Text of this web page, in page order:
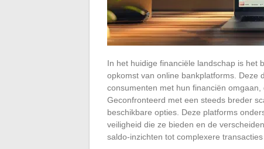
In het huidige financiële landschap is het
opkomst van online bankplatforms. Deze
consumenten met hun financiën
Geconfronteerd met een steeds breder
beschikbare opties. Deze platforms
veiligheid die ze bieden en de
saldo-inzichten tot complexere